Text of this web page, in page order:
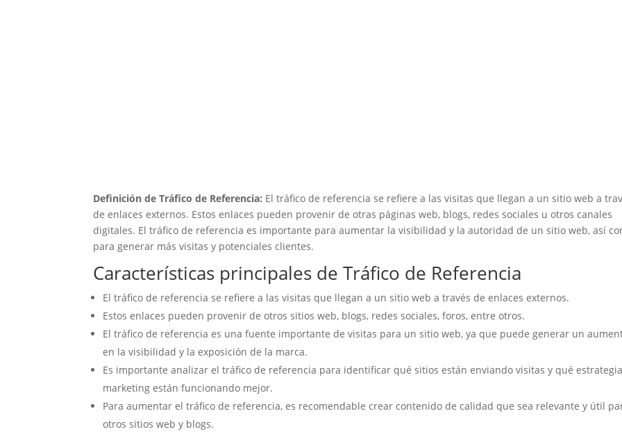
Definición de Tráfico de Referencia: El tráfico de referencia se refiere a las visitas que llegan a un sitio web a
de enlaces externos. Estos enlaces pueden provenir de otras páginas web, blogs, redes sociales u otros canales
digitales. El tráfico de referencia es importante para aumentar la visibilidad y la autoridad de un sitio web, así
para generar más visitas y potenciales clientes.
Características principales de Tráfico de Referencia
El tráfico de referencia se refiere a las visitas que llegan a un sitio web a través de enlaces externos.
Estos enlaces pueden provenir de otros sitios web, blogs, redes sociales, foros, entre otros.
El tráfico de referencia es una fuente importante de visitas para un sitio web, ya que puede generar un
en la visibilidad y la exposición de la marca.
Es importante analizar el tráfico de referencia para identificar qué sitios están enviando visitas y qué
marketing están funcionando mejor.
Para aumentar el tráfico de referencia, es recomendable crear contenido de calidad que sea relevante y útil
otros sitios web y blogs.